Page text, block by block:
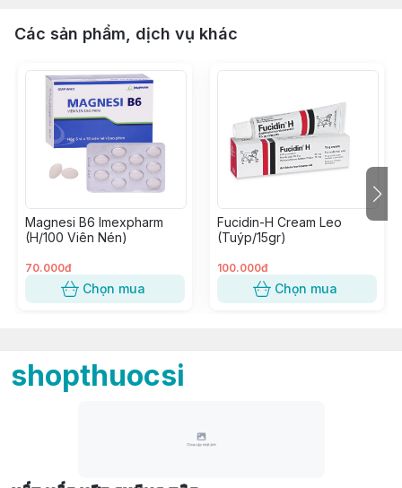
Các sản phẩm, dịch vụ khác
Magnesi B6 Imexpharm
(H/100 Viên Nén)
70.000đ
Chọn mua
Fucidin-H Cream Leo
(Tuýp/15gr)
100.000đ
Chọn mua
shopthuocsi